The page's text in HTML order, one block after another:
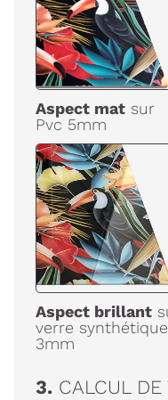
Aspect mat sur
Pvc 5mm
Aspect brillant
verre synthétique
3mm
3. CALCUL DE